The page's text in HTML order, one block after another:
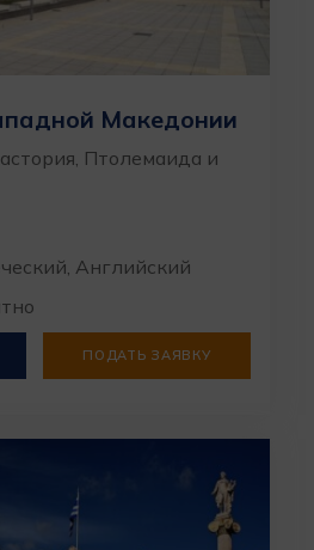
Македонии
Птолемаида и
Английский
ПОДАТЬ ЗАЯВКУ